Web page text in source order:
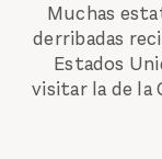
Muchas
derribadas
Estados
visitar la de la